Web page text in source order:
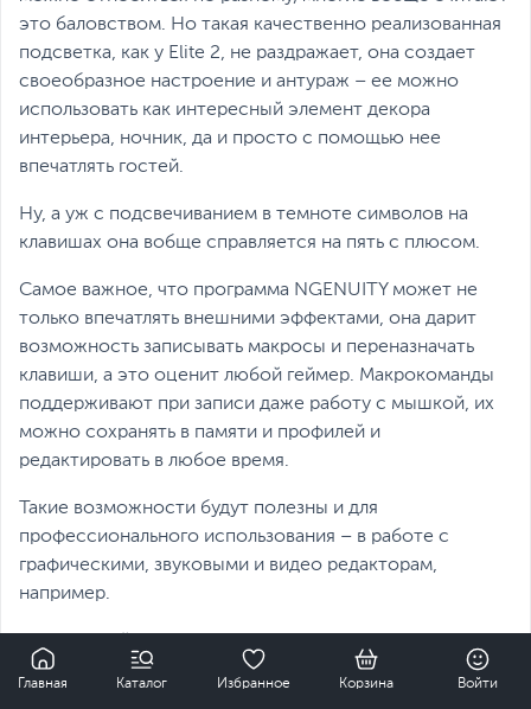
это баловством. Но такая качественно реализованная
подсветка, как у Elite 2, не раздражает, она создает
своеобразное настроение и антураж – ее можно
использовать как интересный элемент декора
интерьера, ночник, да и просто с помощью нее
впечатлять гостей.
Ну, а уж с подсвечиванием в темноте символов на
клавишах она вобще справляется на пять с плюсом.
Самое важное, что программа NGENUITY может не
только впечатлять внешними эффектами, она дарит
возможность записывать макросы и переназначать
клавиши, а это оценит любой геймер. Макрокоманды
поддерживают при записи даже работу с мышкой, их
можно сохранять в памяти и профилей и
редактировать в любое время.
Такие возможности будут полезны и для
профессионального использования – в работе с
графическими, звуковыми и видео редакторам,
например.
с программой справится даже далекий от звания
Главная Каталог Избранное Корзина Войти